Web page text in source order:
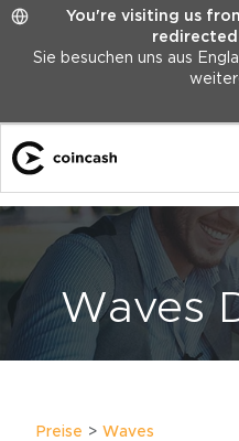
You're visiting us
Sie besuchen uns aus
Waves
Preise Waves